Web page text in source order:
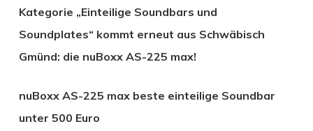
Kategorie „Einteilige Soundbars und
Soundplates“ kommt erneut aus Schwäbisch
Gmünd: die nuBoxx AS-225 max!
nuBoxx AS-225 max beste einteilige Soundbar
unter 500 Euro